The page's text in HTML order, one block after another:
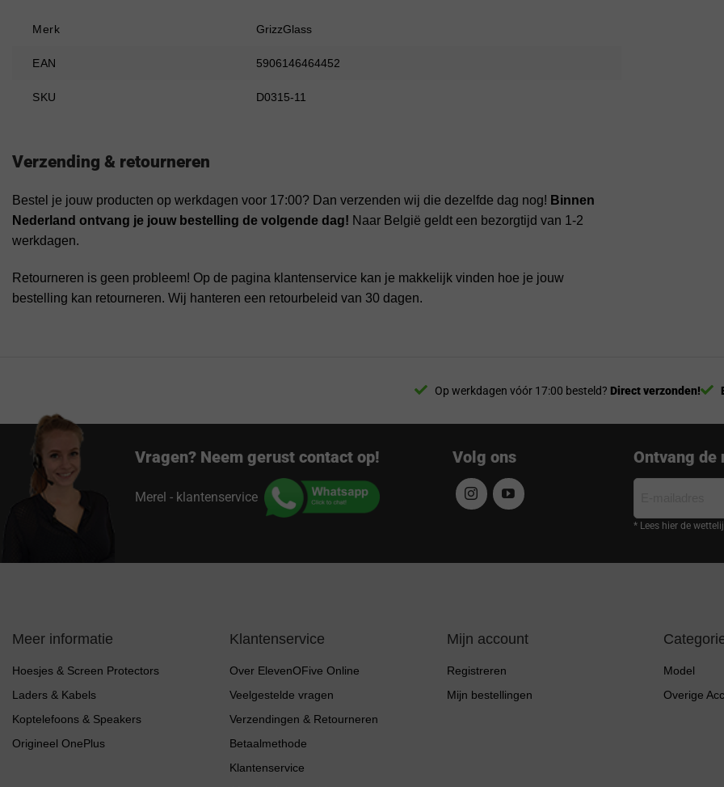
Merk GrizzGlass
EAN 5906146464452
SKU D0315-11
Verzending & retourneren
Bestel je jouw producten op werkdagen voor 17:00? Dan verzenden wij die dezelfde dag nog! Binnen
Nederland ontvang je jouw bestelling de volgende dag! Naar België geldt een bezorgtijd van 1-2
werkdagen.
Retourneren is geen probleem! Op de pagina klantenservice kan je makkelijk vinden hoe je jouw
bestelling kan retourneren. Wij hanteren een retourbeleid van 30 dagen.
Op werkdagen vóór 17:00 besteld? Direct verzonden!
Vragen? Neem gerust contact op!
Merel - klantenservice
Volg ons Ontvang
* Lees hier de
Meer informatie
Hoesjes & Screen Protectors
Laders & Kabels
Koptelefoons & Speakers
Origineel OnePlus
Klantenservice
Over ElevenOFive Online
Veelgestelde vragen
Verzendingen & Retourneren
Betaalmethode
Klantenservice
Mijn account
Registreren
Mijn bestellingen
Model
Overige